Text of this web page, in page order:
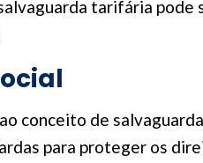
tarifária
conceito de
para proteger os